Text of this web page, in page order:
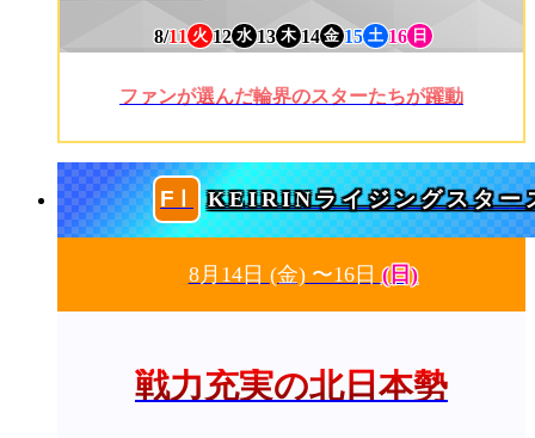
8/11 火 12 水 13 木 14 金 15 土 16 日
ファンが選んだ輪界のスターたちが躍動
KEIRINライジングスター
8月14日 (金)〜16日(日)
戦力充実の北日本勢